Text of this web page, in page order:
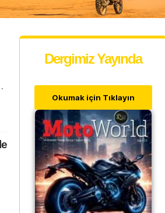
Dergimiz Yayında
Okumak için Tıklayın